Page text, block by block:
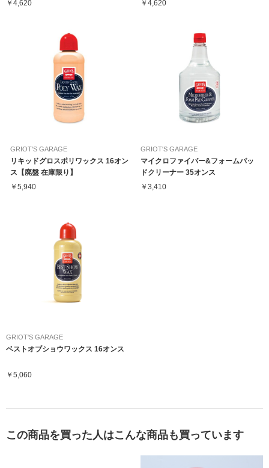
￥4,620 ￥4,620
GRIOT'S GARAGE
リキッドグロスポリワックス 16オン
ス【廃盤 在庫限り】
￥5,940
GRIOT'S GARAGE
マイクロファイバー&フォームパッ
ドクリーナー 35オンス
￥3,410
GRIOT'S GARAGE
ベストオブショウワックス 16オンス
￥5,060
この商品を買った人はこんな商品も買っています